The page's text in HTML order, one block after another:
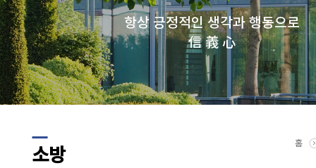
항상 긍정적인 생각과 행동으로
信 義 心
소방 홈